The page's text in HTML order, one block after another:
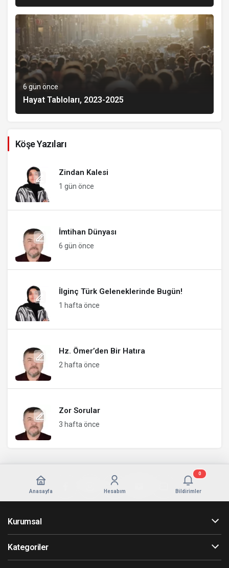
6 gün önce
Hayat Tabloları, 2023-2025
Köşe Yazıları
Zindan Kalesi
1 gün önce
İmtihan Dünyası
6 gün önce
İlginç Türk Geleneklerinde Bugün!
1 hafta önce
Hz. Ömer’den Bir Hatıra
2 hafta önce
Zor Sorular
3 hafta önce
Anasayfa Hesabım Bildirimler
0
Kurumsal
Kategoriler